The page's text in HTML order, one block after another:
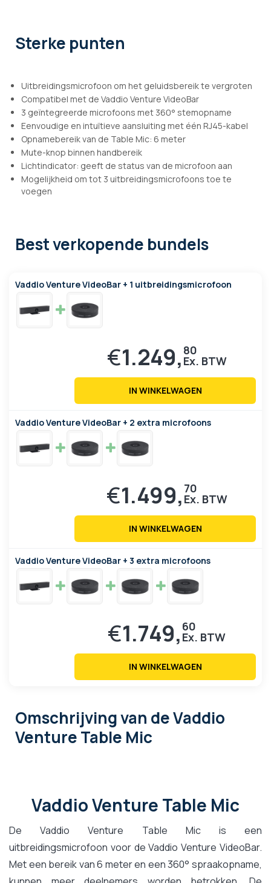
Sterke punten
Uitbreidingsmicrofoon om het geluidsbereik te vergroten
Compatibel met de Vaddio Venture VideoBar
3 geïntegreerde microfoons met 360° stemopname
Eenvoudige en intuïtieve aansluiting met één RJ45-kabel
Opnamebereik van de Table Mic: 6 meter
Mute-knop binnen handbereik
Lichtindicator: geeft de status van de microfoon aan
Mogelijkheid om tot 3 uitbreidingsmicrofoons toe te
voegen
Best verkopende bundels
Vaddio Venture VideoBar + 1 uitbreidingsmicrofoon
€1.249, 80
IN WINKELWAGEN
Vaddio Venture VideoBar + 2 extra microfoons
€1.499, 70
IN WINKELWAGEN
Vaddio Venture VideoBar + 3 extra microfoons
€1.749, 60
IN WINKELWAGEN
Omschrijvingvan de Vaddio
Venture Table Mic
Vaddio Venture Table Mic
De Vaddio Venture Table Mic is een
uitbreidingsmicrofoon voor de Vaddio Venture VideoBar.
Met een bereik van 6 meter en een 360° spraakopname,